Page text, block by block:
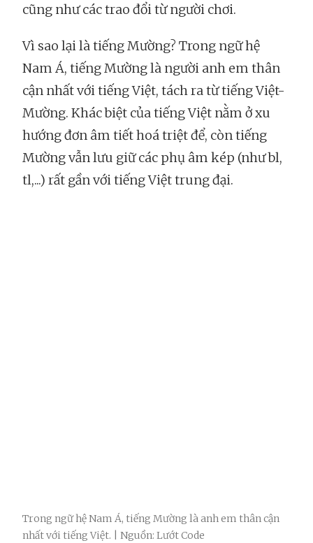
cũng như các trao đổi từ người chơi.
Vì sao lại là tiếng Mường? Trong ngữ hệ
Nam Á, tiếng Mường là người anh em thân
cận nhất với tiếng Việt, tách ra từ tiếng Việt-
Mường. Khác biệt của tiếng Việt nằm ở xu
hướng đơn âm tiết hoá triệt để, còn tiếng
Mường vẫn lưu giữ các phụ âm kép (như bl,
tl,...) rất gần với tiếng Việt trung đại.
Trong ngữ hệ Nam Á, tiếng Mường là anh em thân cận
nhất với tiếng Việt. | Nguồn: Lướt Code